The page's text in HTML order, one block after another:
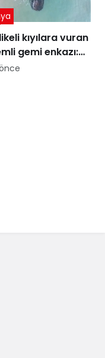
kıyılara vuran
gemi enkazı:
Hayalet